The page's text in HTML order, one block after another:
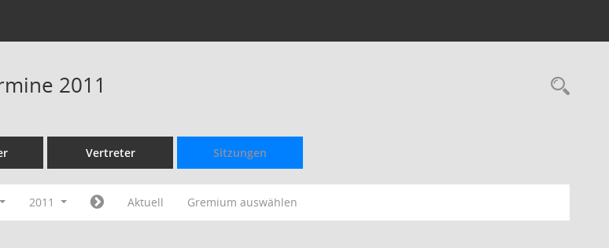
2011
Vertreter Sitzungen
2011 Aktuell Gremium auswählen